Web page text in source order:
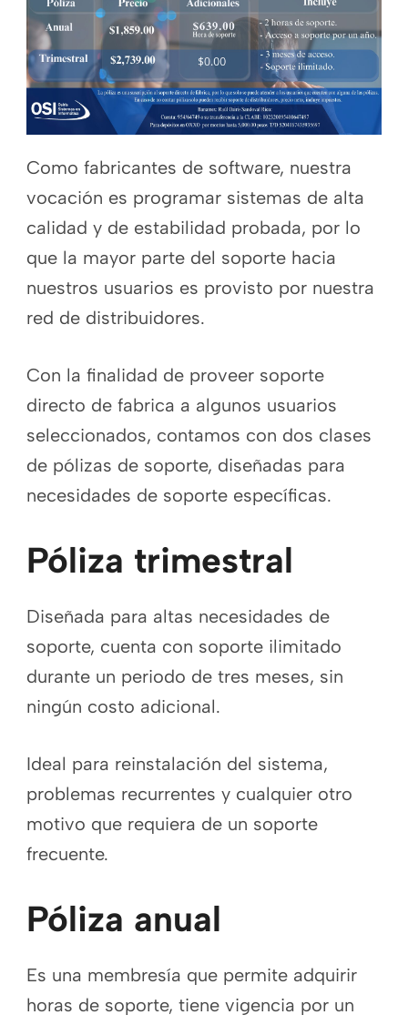
Como fabricantes de software, nuestra
vocación es programar sistemas de alta
calidad y de estabilidad probada, por lo
que la mayor parte del soporte hacia
nuestros usuarios es provisto por nuestra
red de distribuidores.
Con la finalidad de proveer soporte
directo de fabrica a algunos usuarios
seleccionados, contamos con dos clases
de pólizas de soporte, diseñadas para
necesidades de soporte específicas.
Póliza trimestral
Diseñada para altas necesidades de
soporte, cuenta con soporte ilimitado
durante un periodo de tres meses, sin
ningún costo adicional.
Ideal para reinstalación del sistema,
problemas recurrentes y cualquier otro
motivo que requiera de un soporte
frecuente.
Póliza anual
Es una membresía que permite adquirir
horas de soporte, tiene vigencia por un